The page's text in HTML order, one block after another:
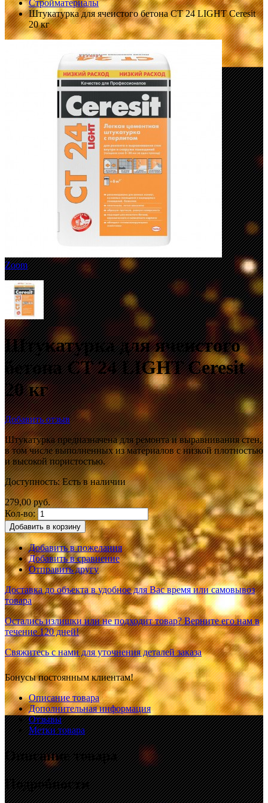
Стройматериалы
Штукатурка для ячеистого бетона CT 24 LIGHT Ceresit
20 кг
Zoom
Штукатурка для ячеистого
бетона CT 24 LIGHT Ceresit
20 кг
Добавить отзыв
Штукатурка предназначена для ремонта и выравнивания стен,
в том числе выполненных из материалов с низкой плотностью
и высокой пористостью.
Доступность:Есть в наличии
279,00 руб.
Кол-во:
Добавить в корзину
Добавить в пожелания
Добавить в сравнение
Отправить другу
Доставка до объекта в удобное для Вас время или самовывоз
товара
Остались излишки или не подходит товар? Верните его нам в
течение 120 дней!
Свяжитесь с нами для уточнения деталей заказа
Бонусы постоянным клиентам!
Описание товара
Дополнительная информация
Отзывы
Метки товара
Описание товара
Подробности